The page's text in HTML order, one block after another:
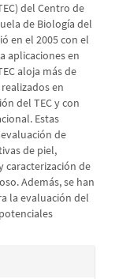
del Centro de
de Biología del
en el 2005 con el
aplicaciones en
aloja más de
en
del TEC y con
Estas
de
de piel,
caracterización de
Además, se han
la evaluación del